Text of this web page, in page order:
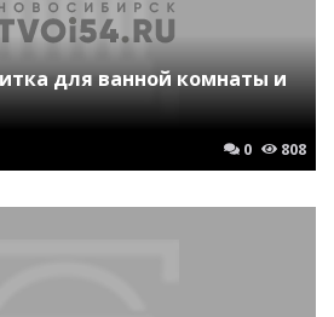
для ванной комнаты и
0 808